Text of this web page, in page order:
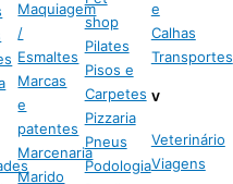
Maquiagem
/
Esmaltes
Marcas
e
patentes
Marcenaria
Marido
shop
Pilates
Pisos e
Carpetes
Pizzaria
Pneus
Podologia
e
Calhas
Transportes
V
Veterinário
Viagens